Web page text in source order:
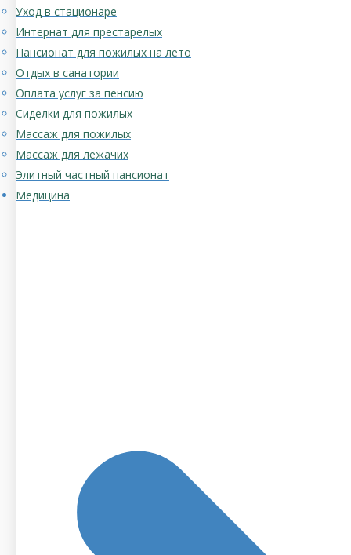
Уход в стационаре
Интернат для престарелых
Пансионат для пожилых на лето
Отдых в санатории
Оплата услуг за пенсию
Сиделки для пожилых
Массаж для пожилых
Массаж для лежачих
Элитный частный пансионат
Медицина